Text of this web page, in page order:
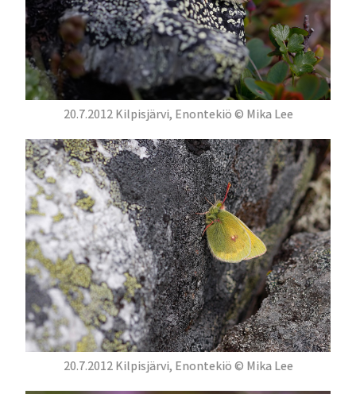
20.7.2012 Kilpisjärvi, Enontekiö © Mika Lee
20.7.2012 Kilpisjärvi, Enontekiö © Mika Lee